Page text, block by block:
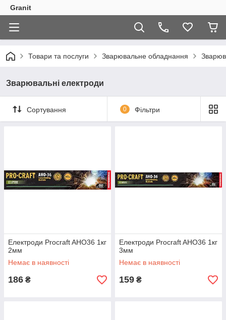
Granit
Товари та послуги Зварювальне обладнання
Зварювальні електроди
Сортування 0 Фільтри
Електроди Procraft AHO36 1кг
2мм
Немає в наявності
186 ₴
Електроди Procraft AHO36 1кг
3мм
Немає в наявності
159 ₴